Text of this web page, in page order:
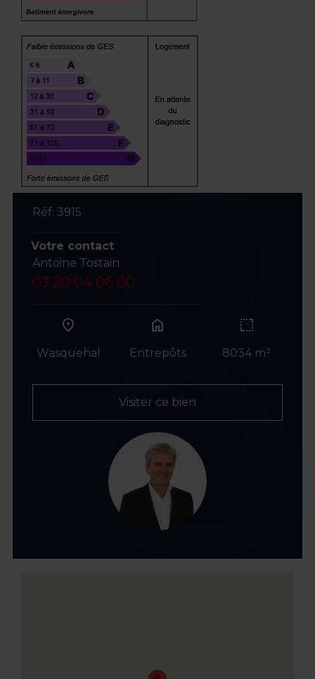
Réf: 3915
Votre contact
Antoine Tostain
03 20 04 06 00
Wasquehal
home
Entrepôts 8034 m²
Visiter ce bien